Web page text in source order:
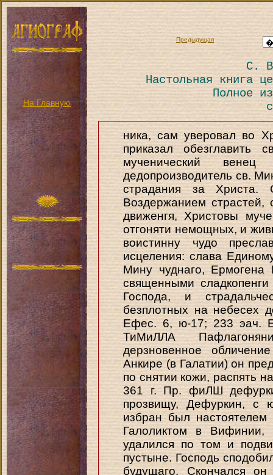
На Главную
Предыдущая
С.
Настольная книга
Полное
ника, сам уверовал во
приказал
мученический
дедопроизводитель св.
страдания за
Воздержанием страстей,
движенгя, Христовы
отгоняти немощных, и
воистинну чудо
исцеления: слава
Мину чуднаго, Ермогена
священными сладкопенги
Господа, и
безплотных на небесех
Ефес. 6, ю-17; 233 эач.
ТиМиЛЛА
дерзновенное
Анкире (в Галатии) он
по снятии кожи, распять
361 г. Пр. фиЛШ
прозвищу, Дефуркин, с
избран был
Галоликтом в
удалился по том и
пустыне. Господь
будущаго. Скончался